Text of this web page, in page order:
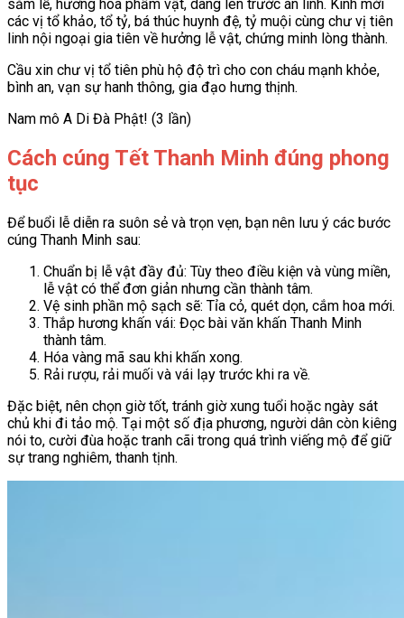
sắm lễ, hương hoa phẩm vật, dâng lên trước án linh. Kính mời
các vị tổ khảo, tổ tỷ, bá thúc huynh đệ, tỷ muội cùng chư vị tiên
linh nội ngoại gia tiên về hưởng lễ vật, chứng minh lòng thành.
Cầu xin chư vị tổ tiên phù hộ độ trì cho con cháu mạnh khỏe,
bình an, vạn sự hanh thông, gia đạo hưng thịnh.
Nam mô A Di Đà Phật! (3 lần)
Cách cúng Tết Thanh Minh đúng phong
tục
Để buổi lễ diễn ra suôn sẻ và trọn vẹn, bạn nên lưu ý các bước
cúng Thanh Minh sau:
Chuẩn bị lễ vật đầy đủ: Tùy theo điều kiện và vùng miền,
lễ vật có thể đơn giản nhưng cần thành tâm.
Vệ sinh phần mộ sạch sẽ: Tỉa cỏ, quét dọn, cắm hoa mới.
Thắp hương khấn vái: Đọc bài văn khấn Thanh Minh
thành tâm.
Hóa vàng mã sau khi khấn xong.
Rải rượu, rải muối và vái lạy trước khi ra về.
Đặc biệt, nên chọn giờ tốt, tránh giờ xung tuổi hoặc ngày sát
chủ khi đi tảo mộ. Tại một số địa phương, người dân còn kiêng
nói to, cười đùa hoặc tranh cãi trong quá trình viếng mộ để giữ
sự trang nghiêm, thanh tịnh.